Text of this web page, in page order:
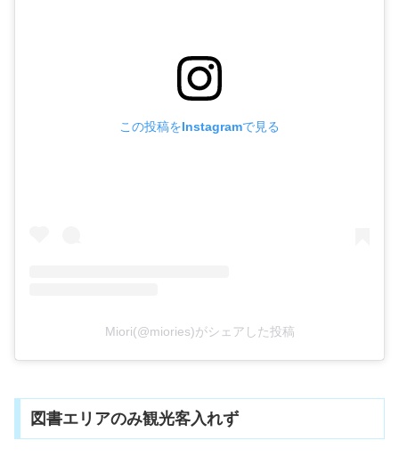
この投稿をInstagramで見る
Miori(@miories)がシェアした投稿
図書エリアのみ観光客入れず